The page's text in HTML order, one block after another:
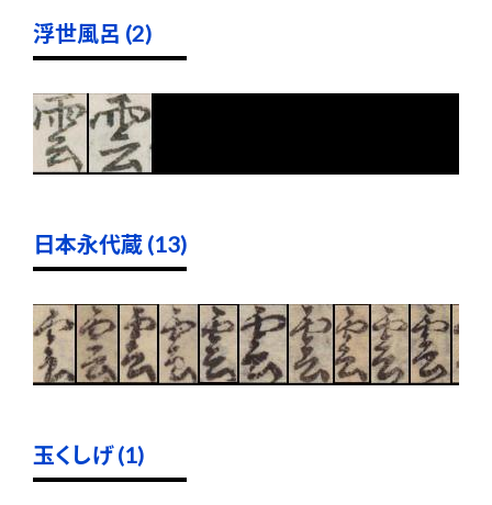
浮世風呂 (2)
日本永代蔵 (13)
玉くしげ (1)